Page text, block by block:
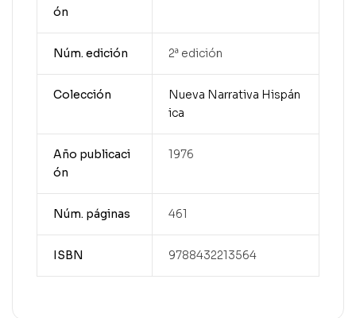
ón
Núm. edición 2ª edición
Colección
Nueva Narrativa Hispán
ica
Año publicaci
ón
1976
Núm. páginas 461
ISBN 9788432213564